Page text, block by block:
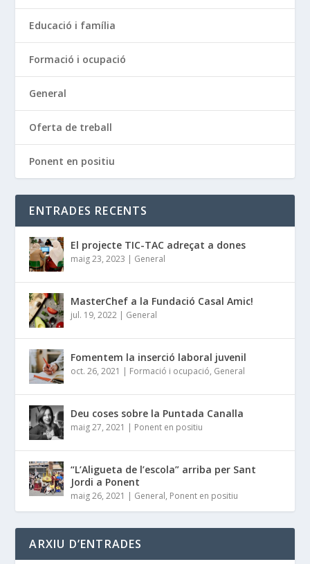
Educació i família
Formació i ocupació
General
Oferta de treball
Ponent en positiu
ENTRADES RECENTS
El projecte TIC-TAC adreçat a dones
maig 23, 2023 | General
MasterChef a la Fundació Casal Amic!
jul. 19, 2022 | General
Fomentem la inserció laboral juvenil
oct. 26, 2021 | Formació i ocupació, General
Deu coses sobre la Puntada Canalla
maig 27, 2021 | Ponent en positiu
“L’Aligueta de l’escola” arriba per Sant
Jordi a Ponent
maig 26, 2021 | General, Ponent en positiu
ARXIU D’ENTRADES